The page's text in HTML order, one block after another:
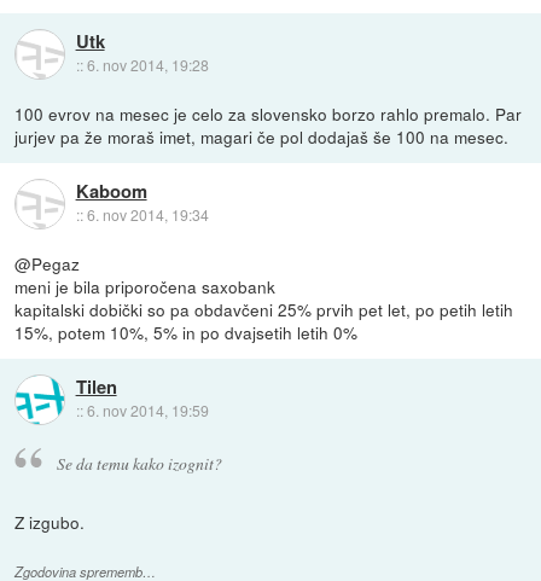
Utk
::6. nov 2014, 19:28
100 evrov na mesec je celo za slovensko borzo rahlo premalo. Par
jurjev pa že moraš imet, magari če pol dodajaš še 100 na mesec.
Kaboom
::6. nov 2014, 19:34
@Pegaz
meni je bila priporočena saxobank
kapitalski dobički so pa obdavčeni 25% prvih pet let, po petih letih
15%, potem 10%, 5% in po dvajsetih letih 0%
Tilen
::6. nov 2014, 19:59
Se da temu kako izognit?
Z izgubo.
Zgodovina sprememb…